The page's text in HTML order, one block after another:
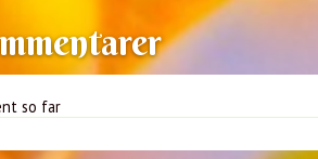
so far